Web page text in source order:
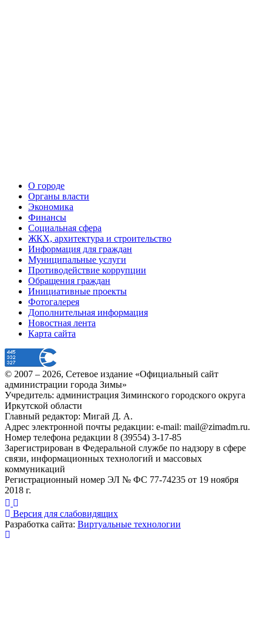
О городе
Органы власти
Экономика
Финансы
Социальная сфера
ЖКХ, архитектура и строительство
Информация для граждан
Муниципальные услуги
Противодействие коррупции
Обращения граждан
Инициативные проекты
Фотогалерея
Дополнительная информация
Новостная лента
Карта сайта
© 2007 – 2026, Сетевое издание «Официальный сайт
администрации города Зимы»
Учредитель: администрация Зиминского городского округа
Иркутской области
Главный редактор: Мигай Д. А.
Адрес электронной почты редакции: e-mail: mail@zimadm.ru.
Номер телефона редакции 8 (39554) 3-17-85
Зарегистрирован в Федеральной службе по надзору в сфере
связи, информационных технологий и массовых
коммуникаций
Регистрационный номер ЭЛ № ФС 77-74235 от 19 ноября
2018 г.
Версия для слабовидящих
Разработка сайта: Виртуальные технологии